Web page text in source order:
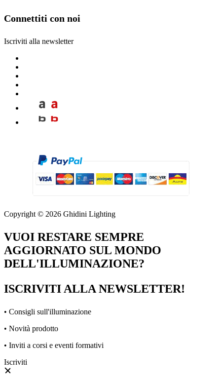
Connettiti con noi
Iscriviti alla newsletter
Copyright © 2026 Ghidini Lighting
VUOI RESTARE SEMPRE
AGGIORNATO SUL MONDO
DELL'ILLUMINAZIONE?
ISCRIVITI ALLA NEWSLETTER!
• Consigli sull'illuminazione
• Novità prodotto
• Inviti a corsi e eventi formativi
Iscriviti